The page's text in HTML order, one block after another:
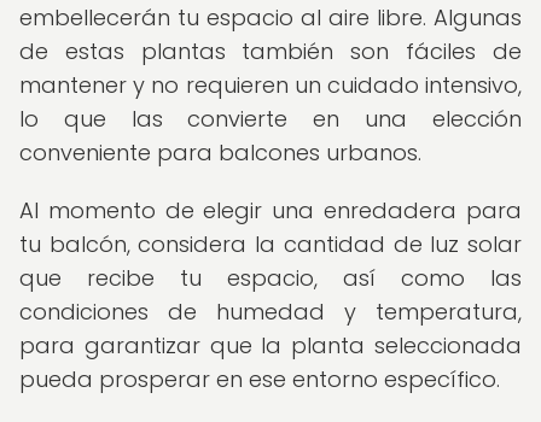
embellecerán tu espacio al aire libre. Algunas
de estas plantas también son fáciles de
mantener y no requieren un cuidado intensivo,
lo que las convierte en una elección
conveniente para balcones urbanos.
Al momento de elegir una enredadera para
tu balcón, considera la cantidad de luz solar
que recibe tu espacio, así como las
condiciones de humedad y temperatura,
para garantizar que la planta seleccionada
pueda prosperar en ese entorno específico.